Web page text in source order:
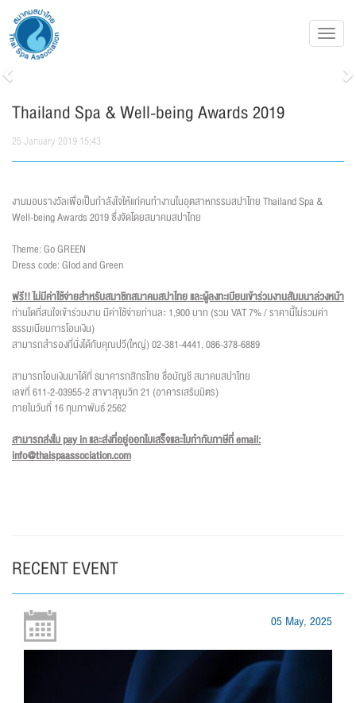
Previous
Thailand Spa & Well-being Awards 2019
25 January 2019 15:43
งานมอบรางวัลเพื่อเป็นกำลังใจให้แก่คนทำงานในอุตสาหกรรมสปาไทย Thailand Spa &
Well-being Awards 2019 ซึ่งจัดโดยสมาคมสปาไทย
Theme: Go GREEN
Dress code: Glod and Green
ฟรี!! ไม่มีค่าใช้จ่ายสำหรับสมาชิกสมาคมสปาไทย และผู้ลงทะเบียนเข้าร่วมงานสัมมนาล่วงหน้า
ท่านใดที่สนใจเข้าร่วมงาน มีค่าใช้จ่ายท่านละ 1,900 บาท (รวม VAT 7% / ราคานี้ไม่รวมค่า
ธรรมเนียมการโอนเงิน)
สามารถสำรองที่นั่งได้กับคุณปวี(ใหญ่) 02-381-4441, 086-378-6889
สามารถโอนเงินมาได้ที่ ธนาคารกสิกรไทย ชื่อบัญชี สมาคมสปาไทย
เลขที่ 611-2-03955-2 สาขาสุขุมวิท 21 (อาคารเสริมมิตร)
ภายในวันที่ 16 กุมภาพันธ์ 2562
สามารถส่งใบ pay in และส่งที่อยู่ออกใบเสร็จและใบกำกับภาษีที่ email:
info@thaispaassociation.com
RECENT EVENT
05 May, 2025